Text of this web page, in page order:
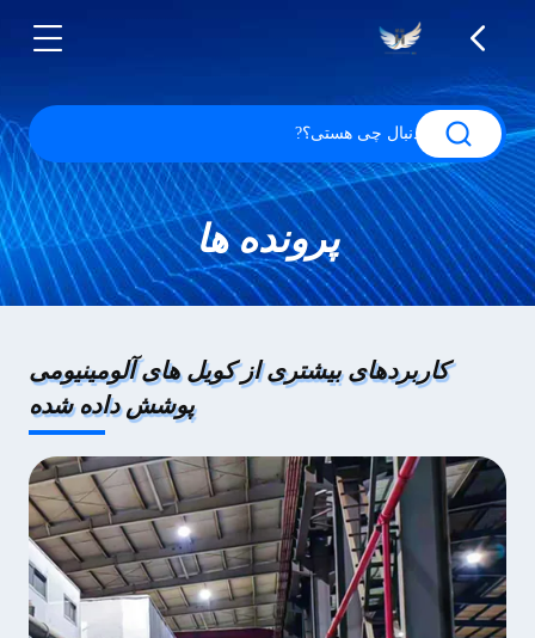
پرونده ها
کاربردهای بیشتری از کویل های آلومینیومی
پوشش داده شده